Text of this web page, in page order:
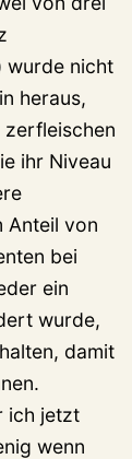
wurde nicht
heraus,
zerfleischen
ihr Niveau
Anteil von
bei
ein
wurde,
damit
ich jetzt
wenn